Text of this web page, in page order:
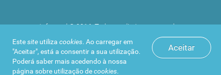
Aceitar
Estesite utiliza cookies. Ao carregar em
"Aceitar", está a consentir a sua utilização.
Poderá saber mais acedendo à nossa
página sobre utilização decookies.
Infarmed © 2016. Todos os direitos reservados